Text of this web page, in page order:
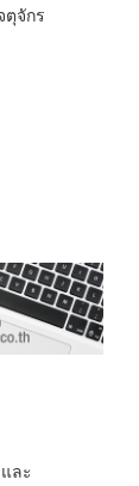
ตุจักร
ละ